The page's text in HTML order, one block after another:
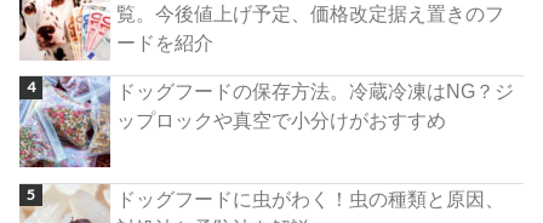
覧。今後値上げ予定、価格改定据え置きのフ
ードを紹介
ドッグフードの保存方法。冷蔵冷凍はNG？ジ
ップロックや真空で小分けがおすすめ
ドッグフードに虫がわく！虫の種類と原因、